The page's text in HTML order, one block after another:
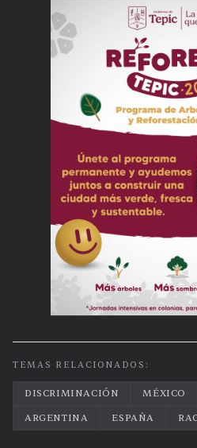
TEMAS RELACIONADOS:
DISCRIMINACIÓN MÉXICO
ARGENTINA
ESPAÑA